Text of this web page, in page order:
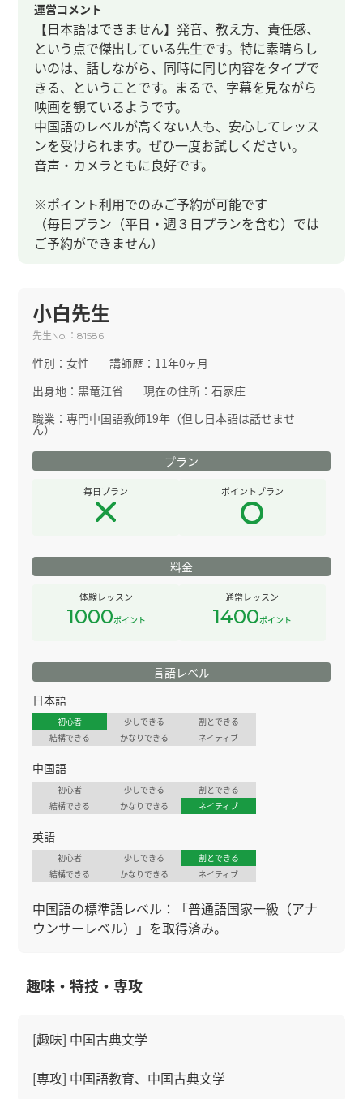
運営コメント
【日本語はできません】発音、教え方、責任感、
という点で傑出している先生です。特に素晴らし
いのは、話しながら、同時に同じ内容をタイプで
きる、ということです。まるで、字幕を見ながら
映画を観ているようです。
中国語のレベルが高くない人も、安心してレッス
ンを受けられます。ぜひ一度お試しください。
音声・カメラともに良好です。
※ポイント利用でのみご予約が可能です
（毎日プラン（平日・週３日プランを含む）では
ご予約ができません）
小白先生
先生No. ：81586
性別：女性 講師歴： 11年0ヶ月
出身地：黒竜江省 現在の住所：石家庄
職業：専門中国語教師19年（但し日本語は話せませ
ん）
プラン
毎日プラン ポイントプラン
料金
体験レッスン
1000ポイント
通常レッスン
1400ポイント
言語レベル
日本語
初心者 少しできる
割とできる
結構できる
かなりできる ネイティブ
中国語
初心者 少しできる
割とできる
結構できる
かなりできる ネイティブ
英語
初心者 少しできる
割とできる
結構できる
かなりできる ネイティブ
中国語の標準語レベル：「普通語国家一級（アナ
ウンサーレベル）」を取得済み。
趣味・特技・専攻
[趣味] 中国古典文学
[専攻] 中国語教育、中国古典文学